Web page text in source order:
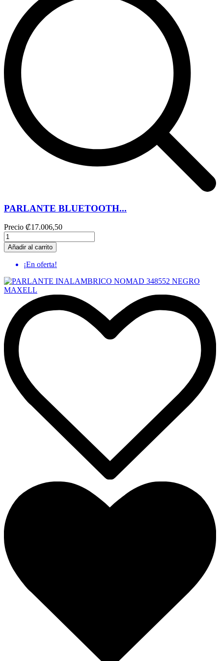
PARLANTE BLUETOOTH...
Precio ₡17.006,50
Añadir al carrito
¡En oferta!